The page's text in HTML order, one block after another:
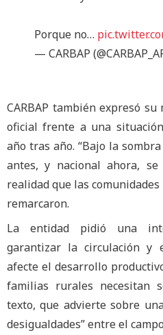
Porque no…
— CARBAP
CARBAP también expresó
oficial frente a una
año tras año. “Bajo la
antes, y nacional ahora,
realidad que las
remarcaron.
La entidad pidió una
garantizar la circulación y
afecte el desarrollo
familias rurales necesitan
texto, que advierte sobre
desigualdades” entre el